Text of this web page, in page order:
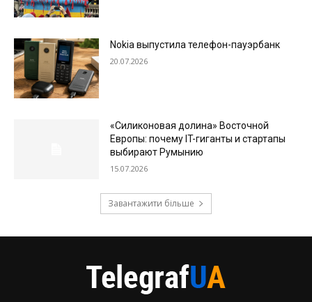
Nokia выпустила телефон-пауэрбанк
20.07.2026
«Силиконовая долина» Восточной
Европы: почему IT-гиганты и стартапы
выбирают Румынию
15.07.2026
Завантажити більше